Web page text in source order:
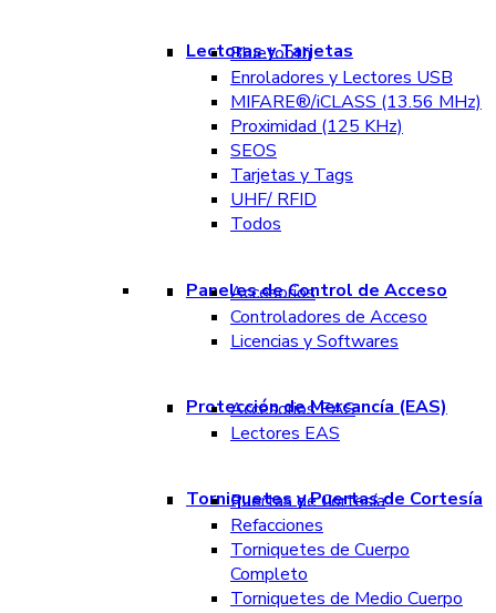
Lectoras y Tarjetas
Bluetooth
Enroladores y Lectores USB
MIFARE®/iCLASS (13.56 MHz)
Proximidad (125 KHz)
SEOS
Tarjetas y Tags
UHF/ RFID
Todos
Paneles de Control de Acceso
Accesorios
Controladores de Acceso
Licencias y Softwares
Protección de Mercancía (EAS)
Accesorios EAS
Lectores EAS
Torniquetes y Puertas de Cortesía
Puertas de Cortesía
Refacciones
Torniquetes de Cuerpo
Completo
Torniquetes de Medio Cuerpo